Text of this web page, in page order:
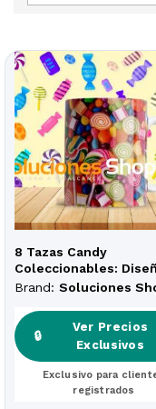
8 Tazas Candy
Coleccionables:
Dulces y Exclusivos
Brand: Soluciones
🔒
Ver Precios
Exclusivos
Exclusivo para
registrados